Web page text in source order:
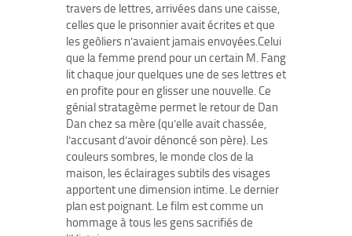
travers de lettres, arrivées dans une caisse,
celles que le prisonnier avait écrites et que
les geôliers n’avaient jamais envoyées.Celui
que la femme prend pour un certain M. Fang
lit chaque jour quelques une de ses lettres et
en profite pour en glisser une nouvelle. Ce
génial stratagème permet le retour de Dan
Dan chez sa mère (qu’elle avait chassée,
l’accusant d’avoir dénoncé son père). Les
couleurs sombres, le monde clos de la
maison, les éclairages subtils des visages
apportent une dimension intime. Le dernier
plan est poignant. Le film est comme un
hommage à tous les gens sacrifiés de